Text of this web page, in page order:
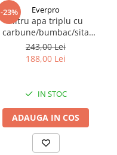
-23% Everpro
Filtru apa triplu cu
carbune/bumbac/sita
3x3/4"*10
243,00 Lei
188,00 Lei
IN STOC
ADAUGA IN COS